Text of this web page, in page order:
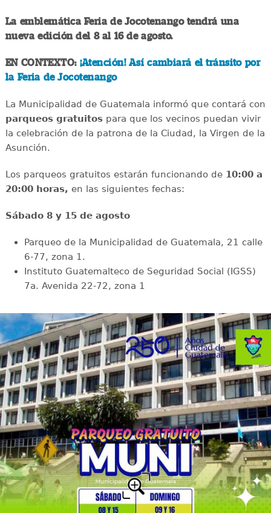
La emblemática Feria de Jocotenango tendrá una
nueva edición del 8 al 16 de agosto.
EN CONTEXTO:¡Atención! Así cambiará el tránsito por
la Feria de Jocotenango
La Municipalidad de Guatemala informó que contará con
parqueos gratuitospara que los vecinos puedan vivir
la celebración de la patrona de la Ciudad, la Virgen de la
Asunción.
Los parqueos gratuitos estarán funcionando de 10:00 a
20:00 horas, en las siguientes fechas:
Sábado 8 y 15 de agosto
Parqueo de la Municipalidad de Guatemala, 21 calle
6-77, zona 1.
Instituto Guatemalteco de Seguridad Social (IGSS)
7a. Avenida 22-72, zona 1